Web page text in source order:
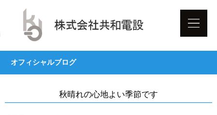
オフィシャルブログ
秋晴れの心地よい季節です